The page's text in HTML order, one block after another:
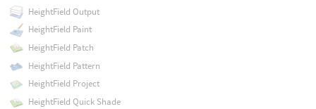
HeightField Output
HeightField Paint
HeightField Patch
HeightField Pattern
HeightField Project
HeightField Quick Shade